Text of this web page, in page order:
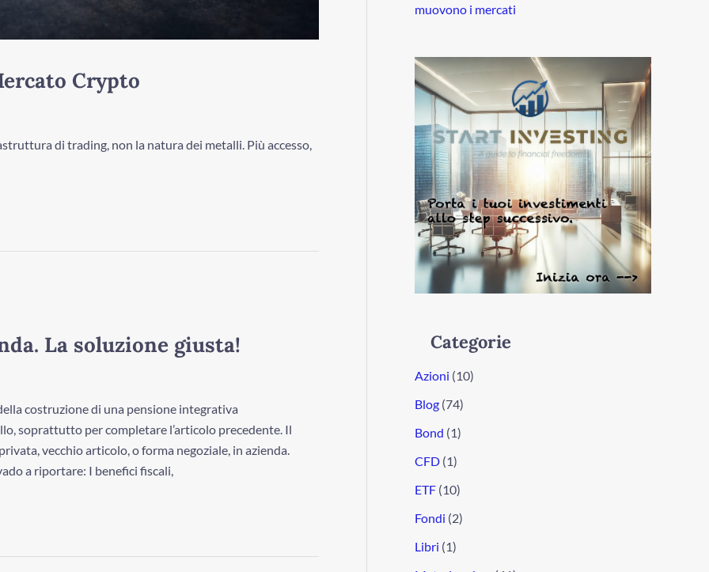
Crypto
di trading, non la natura dei metalli. Più accesso,
La soluzione giusta!
costruzione di una pensione integrativa
soprattutto per completare l’articolo precedente. Il
vecchio articolo, o forma negoziale, in azienda.
a riportare: I benefici fiscali,
muovono i mercati
Categorie
Azioni (10)
Blog (74)
Bond (1)
CFD (1)
ETF (10)
Fondi (2)
Libri (1)